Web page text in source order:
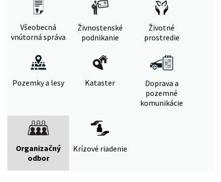
Všeobecná
vnútorná správa
Živnostenské
podnikanie
Životné
prostredie
Pozemky a lesy Kataster
Doprava a
pozemné
komunikácie
Organizačný
odbor
Krízové riadenie